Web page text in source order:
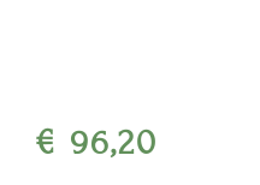
€ 96,20